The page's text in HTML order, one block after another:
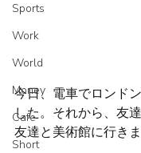
Sports
Work
World
Money
Cafe
Short
今日、電車でロンド
した。それから、友
友達と美術館に行きま